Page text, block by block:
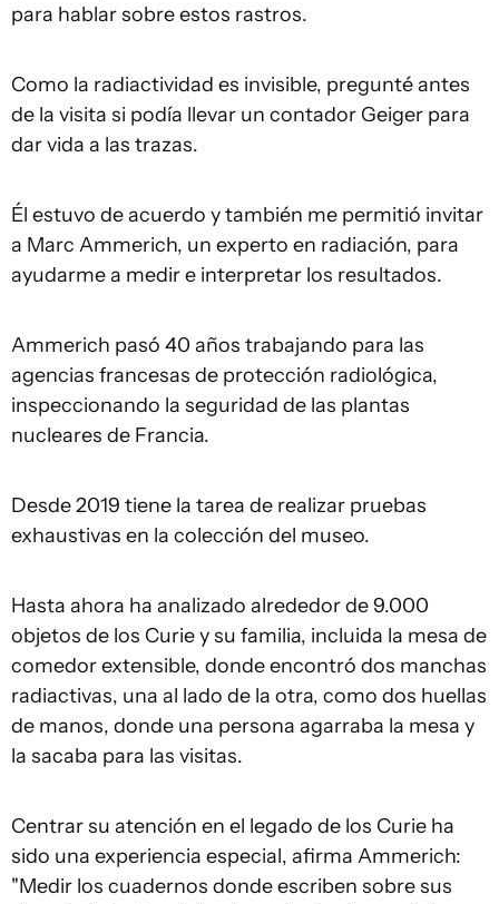
para hablar sobre estos rastros.
Como la radiactividad es invisible, pregunté antes
de la visita si podía llevar un contador Geiger para
dar vida a las trazas.
Él estuvo de acuerdo y también me permitió invitar
a Marc Ammerich, un experto en radiación, para
ayudarme a medir e interpretar los resultados.
Ammerich pasó 40 años trabajando para las
agencias francesas de protección radiológica,
inspeccionando la seguridad de las plantas
nucleares de Francia.
Desde 2019 tiene la tarea de realizar pruebas
exhaustivas en la colección del museo.
Hasta ahora ha analizado alrededor de 9.000
objetos de los Curie y su familia, incluida la mesa de
comedor extensible, donde encontró dos manchas
radiactivas, una al lado de la otra, como dos huellas
de manos, donde una persona agarraba la mesa y
la sacaba para las visitas.
Centrar su atención en el legado de los Curie ha
sido una experiencia especial, afirma Ammerich:
"Medir los cuadernos donde escriben sobre sus